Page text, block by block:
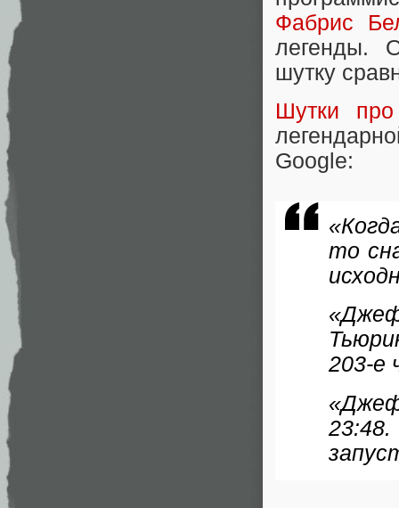
Фабрис
легенды.
шутку
Шутки
Google:
то
203-е